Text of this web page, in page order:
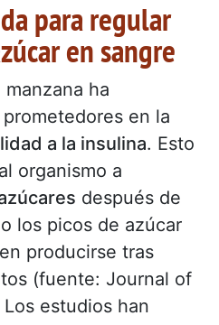
para regular
en sangre
ha
en la
a la insulina. Esto
organismo a
después de
los picos de azúcar
producirse tras
(fuente: Journal of
estudios han